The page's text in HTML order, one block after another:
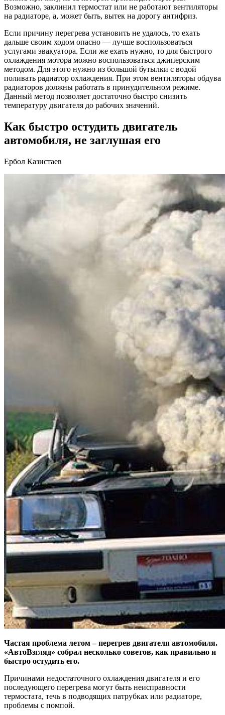
Возможно, заклинил термостат или не работают вентиляторы
на радиаторе, а, может быть, вытек на дорогу антифриз.
Если причину перегрева установить не удалось, то ехать
дальше своим ходом опасно — лучше воспользоваться
услугами эвакуатора. Если же ехать нужно, то для быстрого
охлаждения мотора можно воспользоваться джиперским
методом. Для этого нужно из большой бутылки с водой
поливать радиатор охлаждения. При этом вентиляторы обдува
радиаторов должны работать в принудительном режиме.
Данный метод позволяет достаточно быстро снизить
температуру двигателя до рабочих значений.
Как быстро остудить двигатель
автомобиля, не заглушая его
Ербол Казистаев
Частая проблема летом – перегрев двигателя автомобиля.
«АвтоВзгляд» собрал несколько советов, как правильно и
быстро остудить его.
Причинами недостаточного охлаждения двигателя и его
последующего перегрева могут быть неисправности
термостата, течь в подводящих патрубках или радиаторе,
проблемы с помпой.